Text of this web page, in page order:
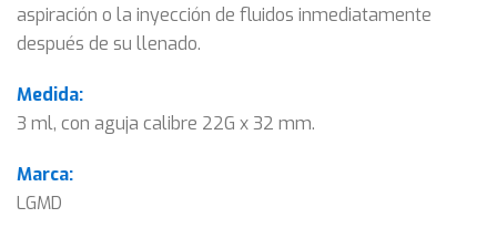
aspiración o la inyección de fluidos inmediatamente
después de su llenado.
Medida:
3 ml, con aguja calibre 22G x 32 mm.
Marca:
LGMD